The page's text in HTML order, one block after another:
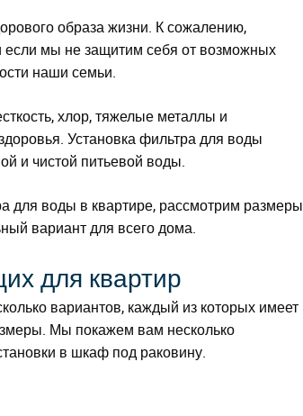
образа жизни. К сожалению,
если мы не защитим себя от возможных
наши семьи.
хлор, тяжелые металлы и
Установка фильтра для воды
и чистой питьевой воды.
для воды в квартире, рассмотрим размеры
вариант для всего дома.
для квартир
вариантов, каждый из которых имеет
Мы покажем вам несколько
в шкаф под раковину.